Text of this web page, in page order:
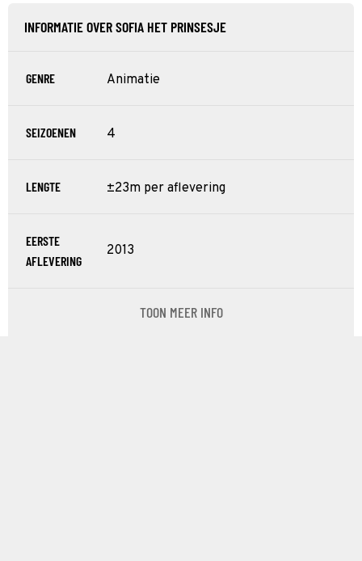
INFORMATIE OVER SOFIA HET PRINSESJE
GENRE Animatie
SEIZOENEN 4
LENGTE ±23m per aflevering
EERSTE
AFLEVERING
2013
TOON MEER INFO